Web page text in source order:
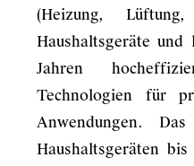
(Heizung,
Haushaltsgeräte
Jahren
Technologien für
Anwendungen.
Haushaltsgeräten